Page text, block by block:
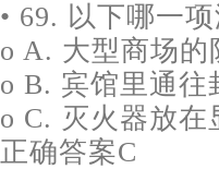
• 69. 以下哪一
o A. 大型商场
o B. 宾馆里通往
o C. 灭火器放
正确答案C